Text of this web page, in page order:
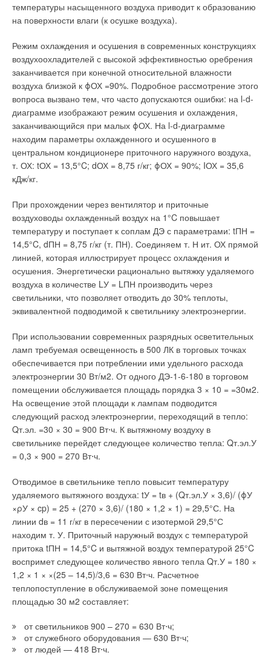
температуры насыщенного воздуха приводит к образованию
на поверхности влаги (к осушке воздуха).
Режим охлаждения и осушения в современных конструкциях
воздухоохладителей с высокой эффективностью оребрения
заканчивается при конечной относительной влажности
воздуха близкой к ϕОХ =90%. Подробное рассмотрение этого
вопроса вызвано тем, что часто допускаются ошибки: на l-d-
диаграмме изображают режим осушения и охлаждения,
заканчивающийся при малых ϕОХ. На l-d-диаграмме
находим параметры охлажденного и осушенного в
центральном кондиционере приточного наружного воздуха,
т. ОХ: tОХ = 13,5°C; dОХ = 8,75 г/кг; ϕОХ = 90%; IОХ = 35,6
кДж/кг.
При прохождении через вентилятор и приточные
воздуховоды охлажденный воздух на 1°C повышает
температуру и поступает к соплам ДЭ с параметрами: tПН =
14,5°C, dПН = 8,75 г/кг (т. ПН). Соединяем т. Н ит. ОХ прямой
линией, которая иллюстрирует процесс охлаждения и
осушения. Энергетически рационально вытяжку удаляемого
воздуха в количестве LУ = LПН производить через
светильники, что позволяет отводить до 30% теплоты,
эквивалентной подводимой к светильнику электроэнергии.
При использовании современных разрядных осветительных
ламп требуемая освещенность в 500 ЛК в торговых точках
обеспечивается при потреблении ими удельного расхода
электроэнергии 30 Вт/м2. От одного ДЭ-1-6-180 в торговом
помещении обслуживается площадь порядка 3 × 10 = =30м2.
На освещение этой площади к лампам подводится
следующий расход электроэнергии, переходящий в тепло:
Qт.эл. =30 × 30 = 900 Вт⋅ч. К вытяжному воздуху в
светильнике перейдет следующее количество тепла: Qт.эл.У
= 0,3 × 900 = 270 Вт⋅ч.
Отводимое в светильнике тепло повысит температуру
удаляемого вытяжного воздуха: tУ = tв + (Qт.эл.У × 3,6)/ (ϕУ
×ρУ × cp) = 25 + (270 × 3,6)/ (180 × 1,2 × 1) = 29,5°С. На
линии dв = 11 г/кг в пересечении с изотермой 29,5°С
находим т. У. Приточный наружный воздух с температурой
притока tПН = 14,5°C и вытяжной воздух температурой 25°C
воспримет следующее количество явного тепла Qт.У = 180 ×
1,2 × 1 × ×(25 – 14,5)/3,6 = 630 Вт⋅ч. Расчетное
теплопоступление в обслуживаемой зоне помещения
площадью 30 м2 составляет:
от светильников 900 – 270 = 630 Вт⋅ч;
от служебного оборудования — 630 Вт⋅ч;
от людей — 418 Вт⋅ч.
Что отличает продукцию BUDERUS от десятков других
Продукция BUDERUS—это модульная концепция построения
решений для конкретных нужд заказчика. Так, даже в рамках
одного модельного ряда можно выбрать котел именно той
мощности, которая необходима. В производственной
программе BUDERUS—котлы от 9 до 20 000 кВт. Модульная
концепция BUDERUS основывается на принципе «каждому
заказчику — индивидуальное решение». Нет необходимости
подстраиваться под возможности производителя и
приобретать дополнительные и, зачастую, не нужные опции
и функции системы. Заказчик всегда может быть уверен в
полностью соответствует его потребностям. Вся продукция
BUDERUS отвечает жестким европейским требованиям по
безопасности и экологии, российским стандартам, что
подтверждено соответствующими сертификатами и
разрешениями. 100% продукции BUDERUS тестируется
перед отгрузкой в заводских условиях.
На заводе Айбельсхаузен (Eibelshausen) в Германии
производятся стальные отопительные котлы мощностью от
автоматизированной сварочной линии, котлы средней и
большой мощности, а также конденсационные котлы,
собираются на индивидуальных рабочих местах с
использованием самой современной робототехники.
Стальные котлы BUDERUS изготавливаются в различном
исполнении: двухходовые — серия Logano SK 625/725
мощностью до 1600 кВт; трехходовые — Logano SK/SE
635/735 (мощность 180–1950 кВт). Для изготавливаемых по
технологии Thermostream трехходовых котлов Logano SE
635/735 (мощность 170–1750 кВт) отсутствует
теплоносителя выше температуры точкиросы. Данные котлы
нашли широкое применение в жилищном строительстве, в
том числе за счет низкого уровня эмиссии (NOX < 80
мг/(кВт⋅ч), относительно небольших весов и габаритных
размеров, что также позволяет широко использовать их в
модульных крышных котельных.
Здесь же в Айбельсхаузене производятся и накопительные
баки-водонагреватели (бойлеры) емкостью от 120 до 3000 л.
S825 мощностью от 1,0 до 19,2 МВт с температурой
подающей линии до 115 или до 190°С также широко